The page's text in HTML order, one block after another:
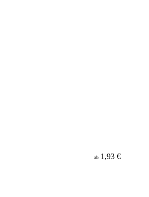
ab 1,93 €